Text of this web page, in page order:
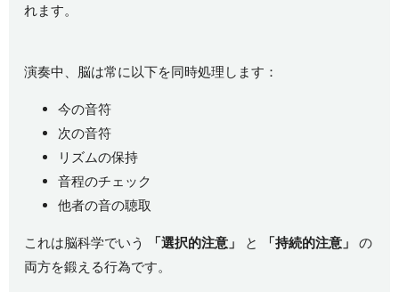
れます。
演奏中、脳は常に以下を同時処理します：
今の音符
次の音符
リズムの保持
音程のチェック
他者の音の聴取
これは脳科学でいう 「選択的注意」 と 「持続的注意」
の
両方を鍛える行為です。